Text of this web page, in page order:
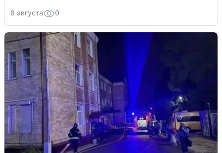
8 августа 0